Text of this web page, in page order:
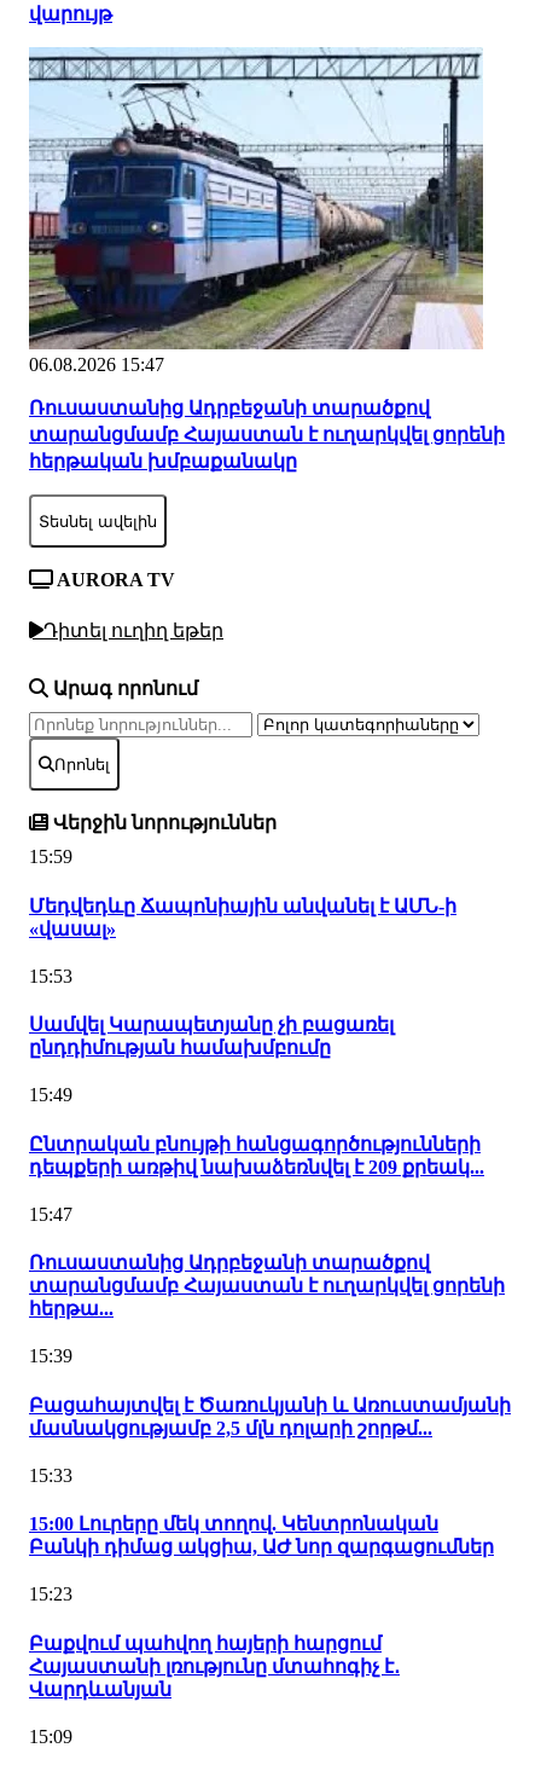
վարույթ
06.08.2026 15:47
Ռուսաստանից Ադրբեջանի տարածքով
տարանցմամբ Հայաստան է ուղարկվել ցորենի
հերթական խմբաքանակը
Տեսնել ավելին
AURORA TV
Դիտել ուղիղ եթեր
Արագ որոնում
Որոնել
Վերջին նորություններ
15:59
Մեդվեդևը Ճապոնիային անվանել է ԱՄՆ-ի
«վասալ»
15:53
Սամվել Կարապետյանը չի բացառել
ընդդիմության համախմբումը
15:49
Ընտրական բնույթի հանցագործությունների
դեպքերի առթիվ նախաձեռնվել է 209 քրեակ...
15:47
Ռուսաստանից Ադրբեջանի տարածքով
տարանցմամբ Հայաստան է ուղարկվել ցորենի
հերթա...
15:39
Բացահայտվել է Ծառուկյանի և Առուստամյանի
մասնակցությամբ 2,5 մլն դոլարի շորթմ...
15:33
15:00 Լուրերը մեկ տողով. Կենտրոնական
Բանկի դիմաց ակցիա, ԱԺ նոր զարգացումներ
15:23
Բաքվում պահվող հայերի հարցում
Հայաստանի լռությունը մտահոգիչ է․
Վարդևանյան
15:09